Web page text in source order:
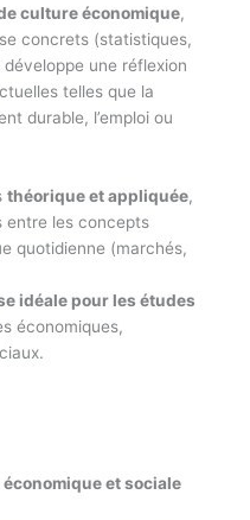
culture économique,
concrets (statistiques,
une réflexion
telles que la
durable, l’emploi ou
théorique et appliquée,
entre les concepts
quotidienne (marchés,
idéale pour les études
économiques,
et sociale